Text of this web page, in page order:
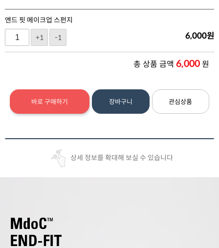
엔드 핏 메이크업 스펀지
+1
-1 6,000원
총 상품 금액 6,000원
바로 구매하기 장바구니 관심상품
상세 정보를 확대해 보실 수 있습니다